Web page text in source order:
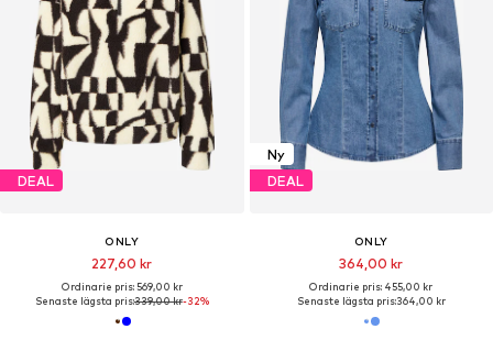
DEAL
ONLY
227,60 kr
Ordinarie pris: 569,00 kr
Senaste lägsta pris:339,00 kr-32%
Ny
DEAL
ONLY
364,00 kr
Ordinarie pris: 455,00 kr
Senaste lägsta pris:364,00 kr